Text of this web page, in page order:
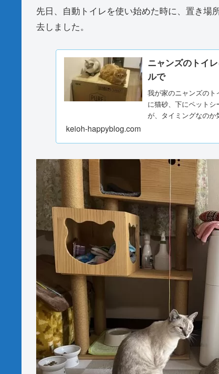
先日、自動トイレを使い始めた時に、置き場
去しました。
ニャンズのトイ
ルで
我が家のニャンズの
に猫砂、下にペット
が、タイミングなの
keioh-happyblog.com